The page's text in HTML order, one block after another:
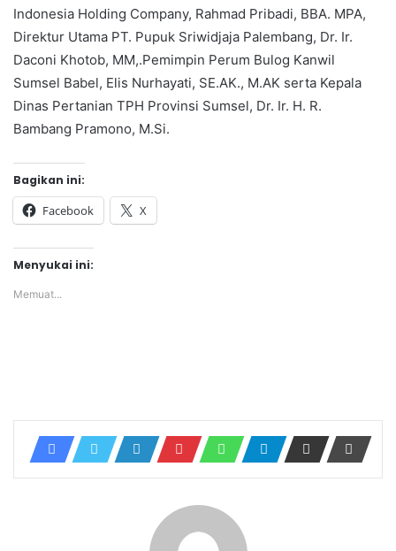
Indonesia Holding Company, Rahmad Pribadi, BBA. MPA,
Direktur Utama PT. Pupuk Sriwidjaja Palembang, Dr. Ir.
Daconi Khotob, MM,.Pemimpin Perum Bulog Kanwil
Sumsel Babel, Elis Nurhayati, SE.AK., M.AK serta Kepala
Dinas Pertanian TPH Provinsi Sumsel, Dr. Ir. H. R.
Bambang Pramono, M.Si.
Bagikan ini:
Facebook X
Menyukai ini:
Memuat...